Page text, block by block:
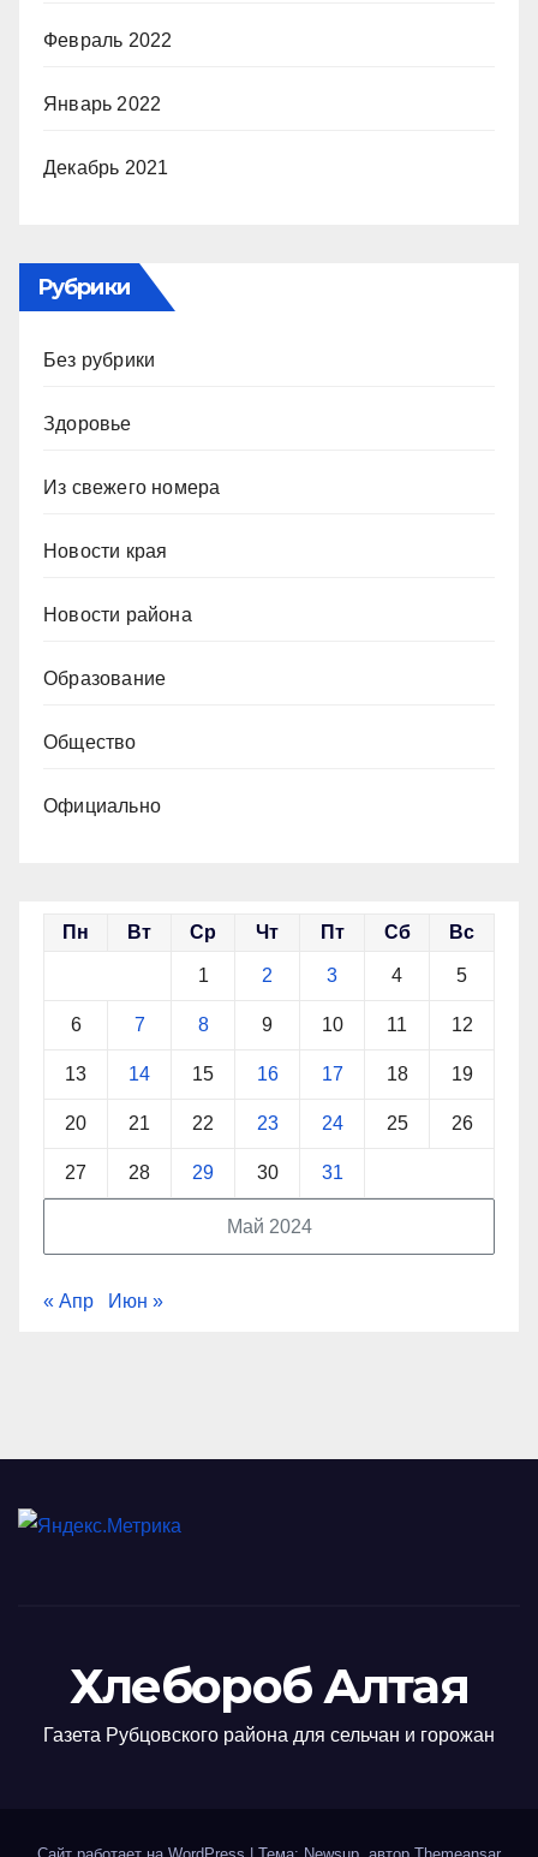
Февраль 2022
Январь 2022
Декабрь 2021
Рубрики
Без рубрики
Здоровье
Из свежего номера
Новости края
Новости района
Образование
Общество
Официально
Май 2024
Пн Вт Ср Чт Пт Сб Вс
1 2 3 4 5
6 7 8 9 10 11 12
13 14 15 16 17 18 19
20 21 22 23 24 25 26
27 28 29 30 31
« Апр Июн »
Хлебороб Алтая
Газета Рубцовского района для сельчан и горожан